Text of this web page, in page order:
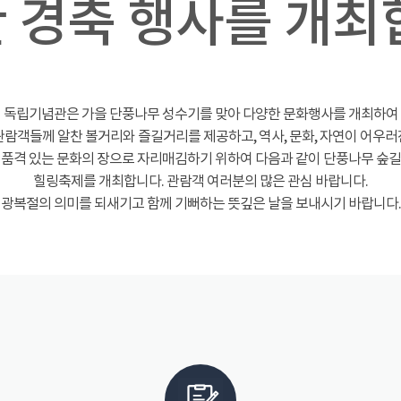
경축 행사를 개최
독립기념관은 가을 단풍나무 성수기를 맞아 다양한 문화행사를 개최하여
람객들께 알찬 볼거리와 즐길거리를 제공하고, 역사, 문화, 자연이 어우러
품격 있는 문화의 장으로 자리매김하기 위하여 다음과 같이 단풍나무 숲길
힐링축제를 개최합니다. 관람객 여러분의 많은 관심 바랍니다.
광복절의 의미를 되새기고 함께 기뻐하는 뜻깊은 날을 보내시기 바랍니다.